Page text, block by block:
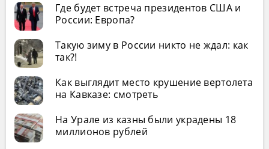
Где будет встреча президентов США и
России: Европа?
Такую зиму в России никто не ждал: как
так?!
Как выглядит место крушение вертолета
на Кавказе: смотреть
На Урале из казны были украдены 18
миллионов рублей